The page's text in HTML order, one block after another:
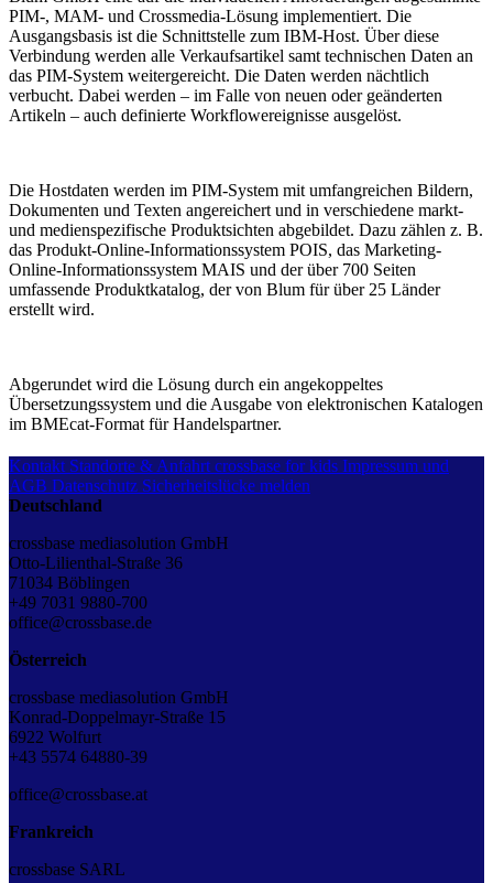
PIM-, MAM- und Crossmedia-Lösung implementiert. Die
Ausgangsbasis ist die Schnittstelle zum IBM-Host. Über diese
Verbindung werden alle Verkaufsartikel samt technischen Daten an
das PIM-System weitergereicht. Die Daten werden nächtlich
verbucht. Dabei werden – im Falle von neuen oder geänderten
Artikeln – auch definierte Workflowereignisse ausgelöst.
Die Hostdaten werden im PIM-System mit umfangreichen Bildern,
Dokumenten und Texten angereichert und in verschiedene markt-
und medienspezifische Produktsichten abgebildet. Dazu zählen z. B.
das Produkt-Online-Informationssystem POIS, das Marketing-
Online-Informationssystem MAIS und der über 700 Seiten
umfassende Produktkatalog, der von Blum für über 25 Länder
erstellt wird.
Abgerundet wird die Lösung durch ein angekoppeltes
Übersetzungssystem und die Ausgabe von elektronischen Katalogen
im BMEcat-Format für Handelspartner.
Kontakt Standorte & Anfahrt crossbase for kids Impressum und
AGB Datenschutz Sicherheitslücke melden
Deutschland
crossbase mediasolution GmbH
Otto-Lilienthal-Straße 36
71034 Böblingen
+49 7031 9880-700
office@crossbase.de
Österreich
crossbase mediasolution GmbH
Konrad-Doppelmayr-Straße 15
6922 Wolfurt
+43 5574 64880-39
office@crossbase.at
Frankreich
crossbase SARL